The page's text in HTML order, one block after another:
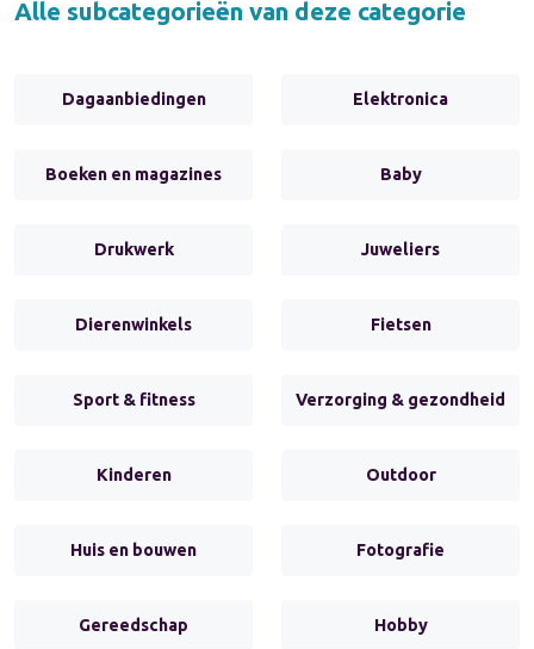
Alle subcategorieën van deze categorie
Dagaanbiedingen Elektronica
Boeken en magazines Baby
Drukwerk Juweliers
Dierenwinkels Fietsen
Sport & fitness Verzorging & gezondheid
Kinderen Outdoor
Huis en bouwen Fotografie
Gereedschap Hobby